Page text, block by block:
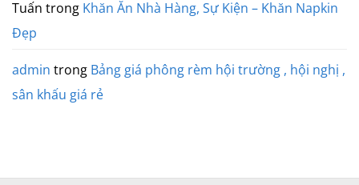
Tuấn trong Khăn Ăn Nhà Hàng, Sự Kiện – Khăn Napkin
Đẹp
admin trong Bảng giá phông rèm hội trường , hội nghị ,
sân khấu giá rẻ